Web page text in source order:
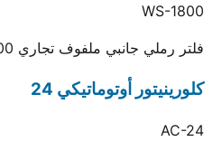
WS-1800
فلتر رملي جانبي ملفوف تجاري 1800 مم
كلورينيتور أوتوماتيكي 24
AC-24